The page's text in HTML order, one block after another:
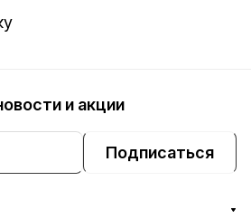
и акции
Подписаться